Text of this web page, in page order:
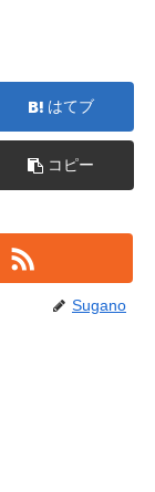
はてブ
コピー
Sugano